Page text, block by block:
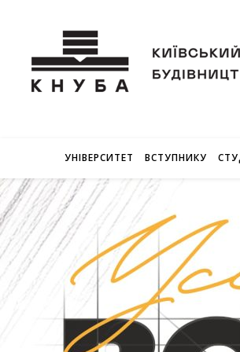
УНІВЕРСИТЕТ ВСТУПНИКУ